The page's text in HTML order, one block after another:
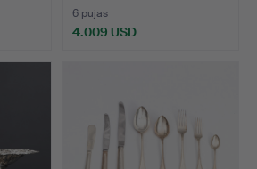
6 pujas
4.009 USD